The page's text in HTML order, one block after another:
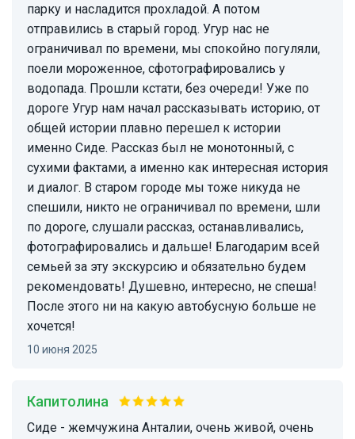
парку и насладится прохладой. А потом
отправились в старый город. Угур нас не
ограничивал по времени, мы спокойно погуляли,
поели мороженное, сфотографировались у
водопада. Прошли кстати, без очереди! Уже по
дороге Угур нам начал рассказывать историю, от
общей истории плавно перешел к истории
именно Сиде. Рассказ был не монотонный, с
сухими фактами, а именно как интересная история
и диалог. В старом городе мы тоже никуда не
спешили, никто не ограничивал по времени, шли
по дороге, слушали рассказ, останавливались,
фотографировались и дальше! Благодарим всей
семьей за эту экскурсию и обязательно будем
рекомендовать! Душевно, интересно, не спеша!
После этого ни на какую автобусную больше не
хочется!
10 июня 2025
Капитолина
Сиде - жемчужина Анталии, очень живой, очень